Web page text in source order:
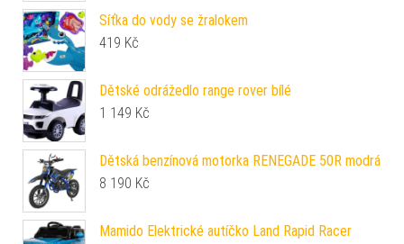
Síťka do vody se žralokem
419 Kč
Dětské odrážedlo range rover bílé
1 149 Kč
Dětská benzínová motorka RENEGADE 50R modrá
8 190 Kč
Mamido Elektrické autíčko Land Rapid Racer